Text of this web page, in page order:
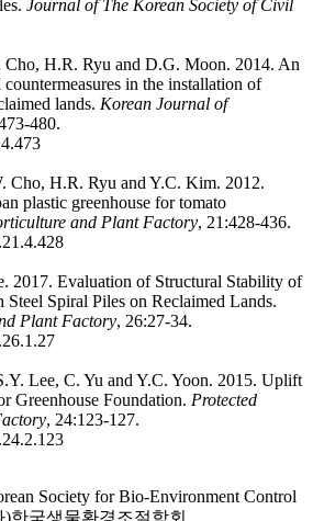
Journal of The Korean Society of Civil
H.R. Ryu and D.G. Moon. 2014. An
in the installation of
lands. Korean Journal of
480.
Cho, H.R. Ryu and Y.C. Kim. 2012.
plastic greenhouse for tomato
and Plant Factory, 21:428-436.
2017. Evaluation of Structural Stability of
Steel Spiral Piles on Reclaimed Lands.
Plant Factory, 26:27-34.
Lee, C. Yu and Y.C. Yoon. 2015. Uplift
Greenhouse Foundation. Protected
, 24:123-127.
Society for Bio-Environment Control
)한국생물환경조절학회